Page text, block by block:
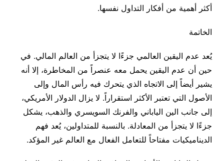
أكثر أهمية من أفكار التداول نفسها.
الخاتمة
يُعد عدم اليقين العالمي جزءًا لا يتجزأ من العالم المالي. في
حين أن عدم اليقين يحمل معه عنصراً من المخاطرة، إلا أنه
يشير أيضاً إلى الاتجاه الذي يتحرك فيه رأس المال وإلى
الأصول التي تعتبر الأكثر استقراراً. لا يزال الدولار الأمريكي،
إلى جانب الين الياباني والفرنك السويسري والذهب، يشكل
جزءًا لا يتجزأ من المعادلة. بالنسبة للمتداولين، يُعد فهم
الديناميكيات مفتاحاً للتعامل الفعال مع العالم غير المؤكد.